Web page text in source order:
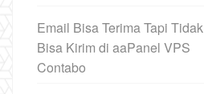
Email Bisa Terima Tapi Tidak
Bisa Kirim di aaPanel VPS
Contabo